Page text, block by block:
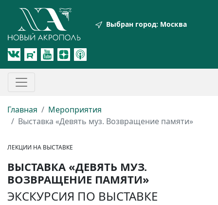
Выбран город: Москва
Главная
Мероприятия
Выставка «Девять муз. Возвращение памяти»
ЛЕКЦИИ НА ВЫСТАВКЕ
ВЫСТАВКА «ДЕВЯТЬ МУЗ.
ВОЗВРАЩЕНИЕ ПАМЯТИ»
ЭКСКУРСИЯ ПО ВЫСТАВКЕ